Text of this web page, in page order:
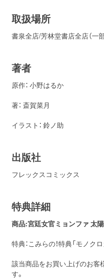
取扱場所
書泉全店/芳林堂書店全店（一
著者
原作： 小野はるか
著： 斎賀菜月
イラスト： 鈴ノ助
出版社
フレックスコミックス
特典詳細
商品:宮廷女官ミョンファ 太陽
特典：こみらの！特典「モノクロ
該当商品をお買い上げのお客
す。